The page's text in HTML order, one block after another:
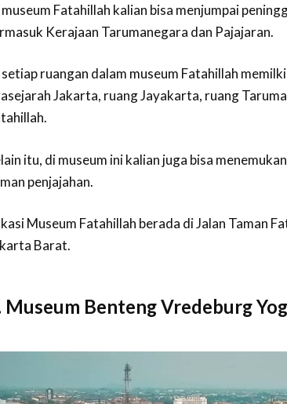
museum Fatahillah kalian bisa menjumpai
Kerajaan Tarumanegara dan Pajajaran.
setiap ruangan dalam museum Fatahillah
Jakarta, ruang Jayakarta, ruang
itu, di museum ini kalian juga bisa
penjajahan.
Museum Fatahillah berada di Jalan Taman
Barat.
Museum Benteng Vredeburg